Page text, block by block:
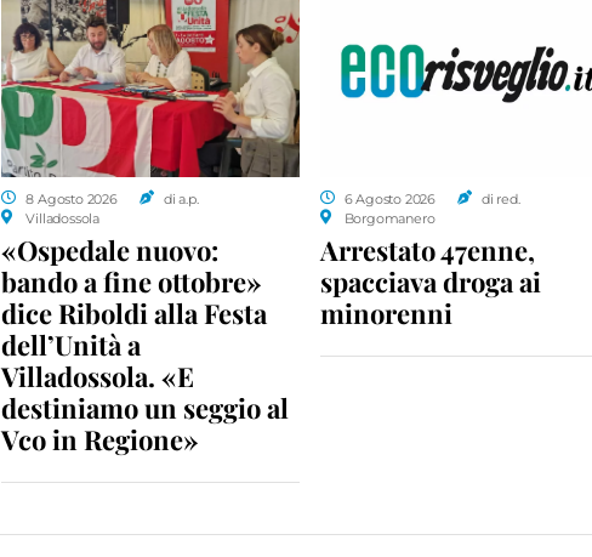
8 Agosto 2026
di a.p.
Villadossola
«Ospedale nuovo:
bando a fine ottobre»
dice Riboldi alla Festa
dell’Unità a
Villadossola. «E
destiniamo un seggio al
Vco in Regione»
6 Agosto 2026
di red.
Borgomanero
Arrestato 47enne,
spacciava droga ai
minorenni